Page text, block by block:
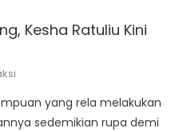
Kesha Ratuliu Kini
yang rela melakukan
sedemikian rupa demi